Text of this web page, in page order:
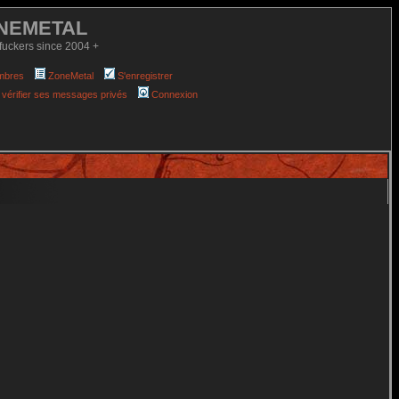
since 2004 +
ZoneMetal
S'enregistrer
ses messages privés Connexion